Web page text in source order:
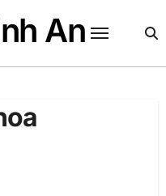
An